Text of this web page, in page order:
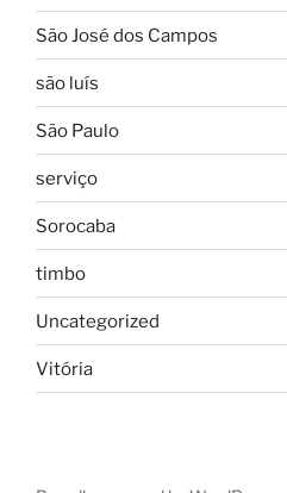
São José dos Campos
são luís
São Paulo
serviço
Sorocaba
timbo
Uncategorized
Vitória